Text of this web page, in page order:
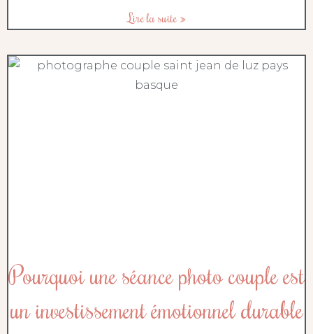
Lire la suite »
Pourquoi une séance photo couple est
un investissement émotionnel durable